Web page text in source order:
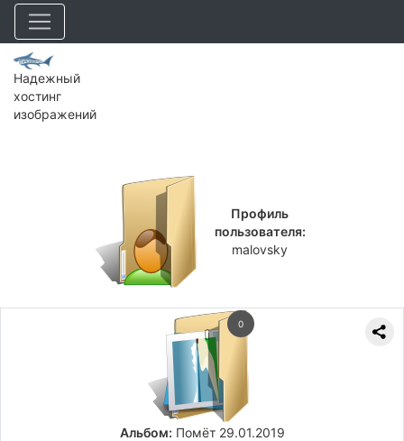
Надежный
хостинг
изображений
Профиль
пользователя:
malovsky
0
Альбом: Помёт 29.01.2019